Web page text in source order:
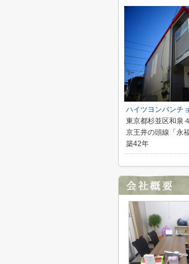
ハイツヨンバンチ
東京都杉並区和泉
京王井の頭線「永
築42年